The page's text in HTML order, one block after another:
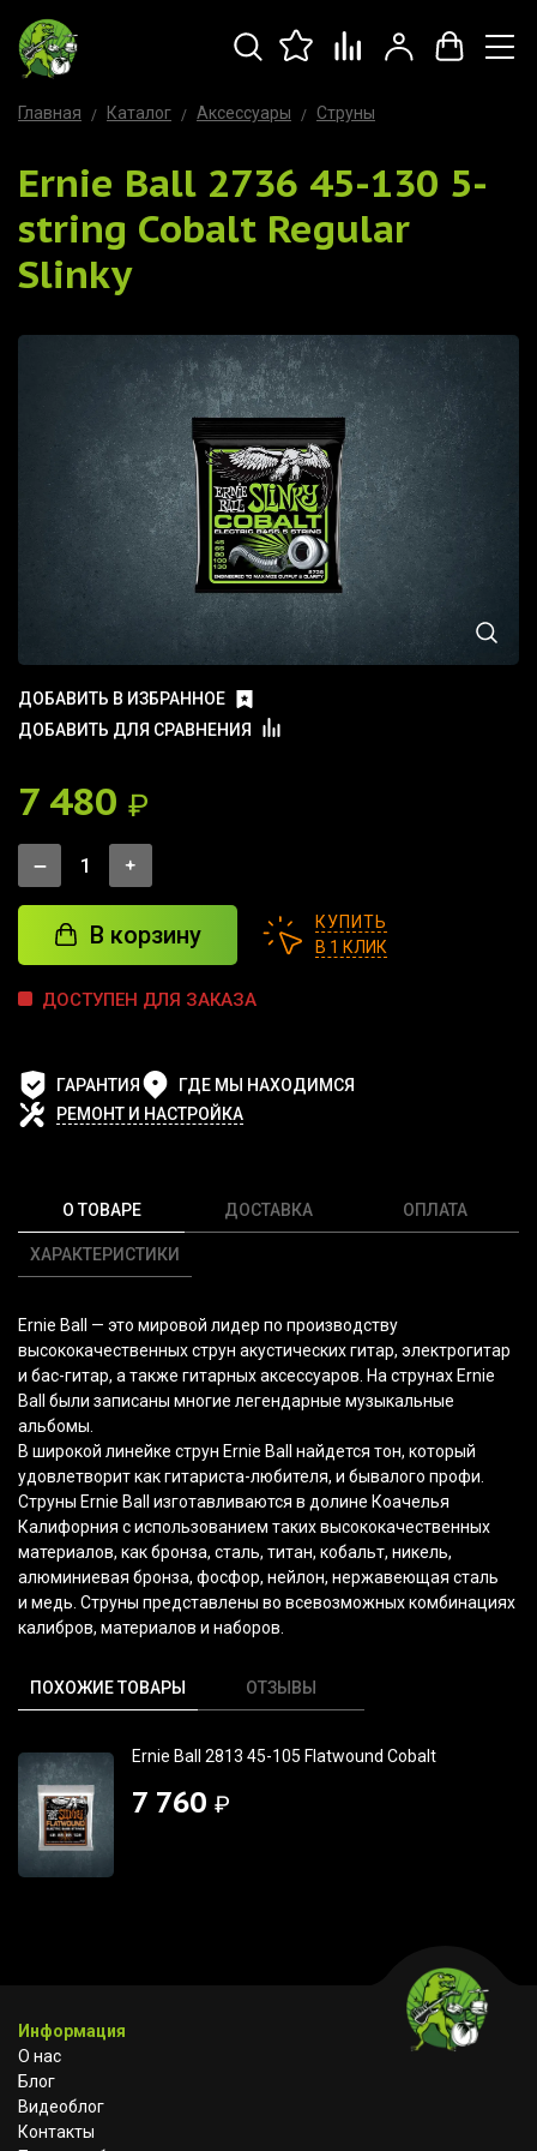
Главная Каталог Аксессуары Струны
Ernie Ball 2736 45-130 5-
string Cobalt Regular
Slinky
ДОБАВИТЬ В ИЗБРАННОЕ
ДОБАВИТЬ ДЛЯ СРАВНЕНИЯ
7 480 ₽
В корзину
КУПИТЬ
В 1 КЛИК
ДОСТУПЕН ДЛЯ ЗАКАЗА
ГАРАНТИЯ
ГДЕ МЫ НАХОДИМСЯ
РЕМОНТ И НАСТРОЙКА
О ТОВАРЕ
ХАРАКТЕРИСТИКИ
ДОСТАВКА ОПЛАТА
Ernie Ball — это мировой лидер по производству
высококачественных струн акустических гитар, электрогитар
и бас-гитар, а также гитарных аксессуаров. На струнах Ernie
Ball были записаны многие легендарные музыкальные
альбомы.
В широкой линейке струн Ernie Ball найдется тон, который
удовлетворит как гитариста-любителя, и бывалого профи.
Струны Ernie Ball изготавливаются в долине Коачелья
Калифорния с использованием таких высококачественных
материалов, как бронза, сталь, титан, кобальт, никель,
алюминиевая бронза, фосфор, нейлон, нержавеющая сталь
и медь. Струны представлены во всевозможных комбинациях
калибров, материалов и наборов.
ПОХОЖИЕ ТОВАРЫ ОТЗЫВЫ
Ernie Ball 2813 45-105 Flatwound Cobalt
7 760 ₽
Информация
О нас
Блог
Видеоблог
Контакты